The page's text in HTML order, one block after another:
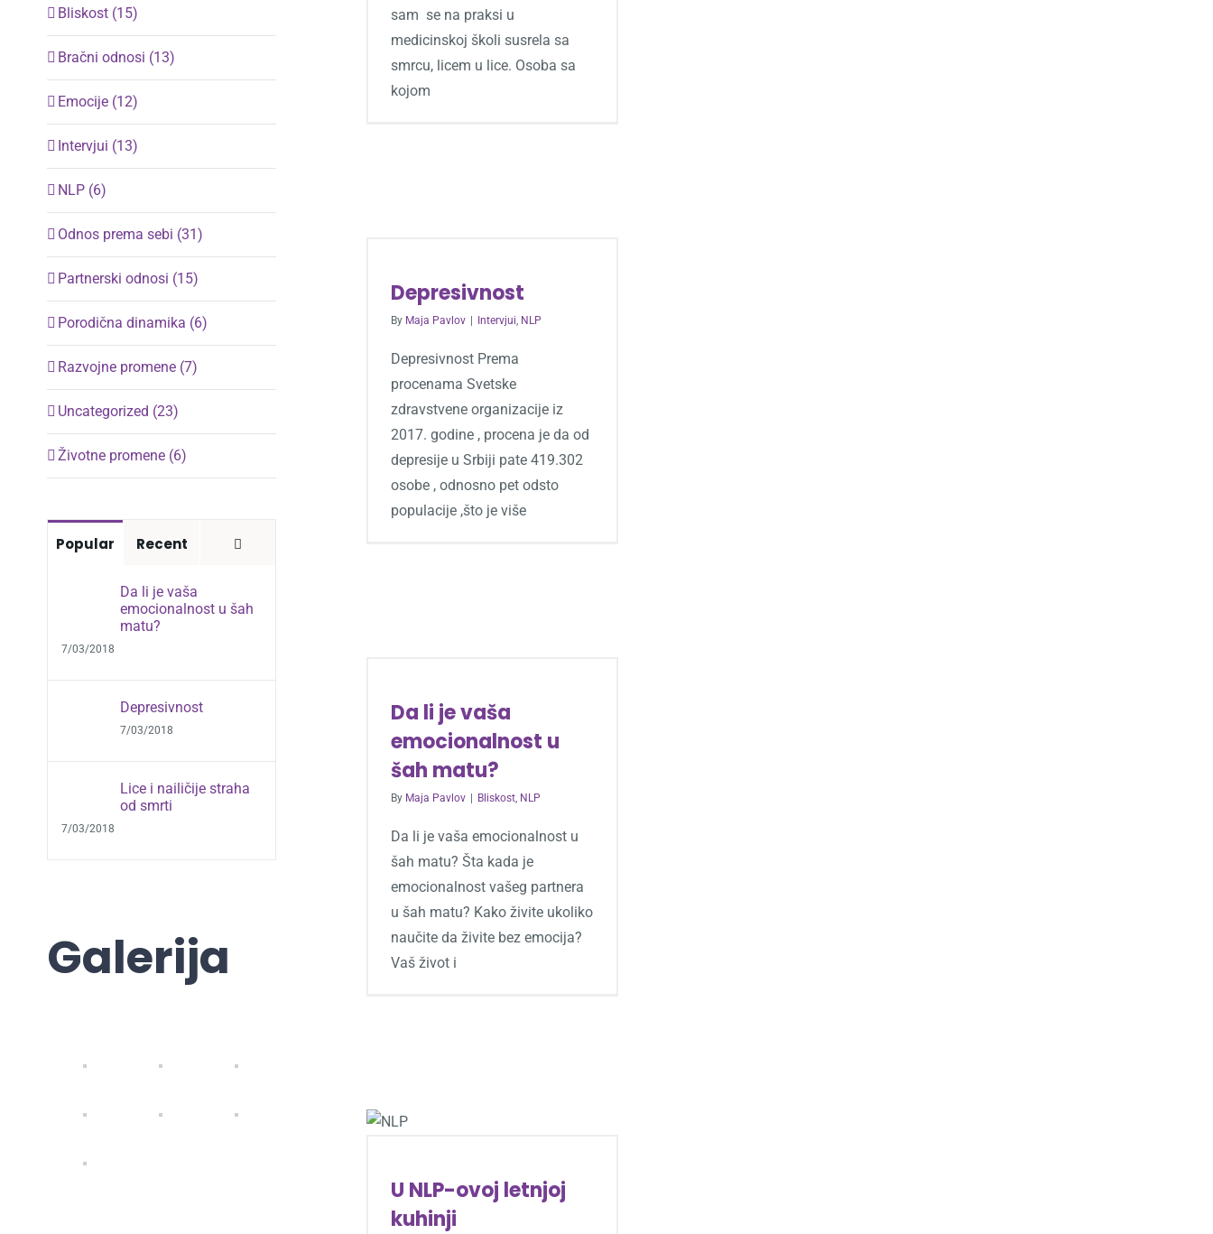
sam se na praksi u
medicinskoj školi susrela sa
smrcu, licem u lice. Osoba sa
kojom
Depresivnost
By Maja Pavlov Intervjui, NLP
Depresivnost Prema
procenama Svetske
zdravstvene organizacije iz
2017. godine , procena je da od
depresije u Srbiji pate 419.302
osobe , odnosno pet odsto
populacije ,što je više
Da li je vaša
emocionalnost u
šah matu?
By Maja Pavlov Bliskost, NLP
Da li je vaša emocionalnost u
šah matu? Šta kada je
emocionalnost vašeg partnera
u šah matu? Kako živite ukoliko
naučite da živite bez emocija?
Vaš život i
U NLP-ovoj letnjoj
kuhinji
Bliskost (15)
Bračni odnosi (13)
Emocije (12)
Intervjui (13)
NLP (6)
Odnos prema sebi (31)
Partnerski odnosi (15)
Porodična dinamika (6)
Razvojne promene (7)
Uncategorized (23)
Životne promene (6)
Popular Recent
Da li je vaša
emocionalnost u šah
matu?
7/03/2018
Depresivnost
7/03/2018
Lice i nailičije straha
od smrti
7/03/2018
Galerija